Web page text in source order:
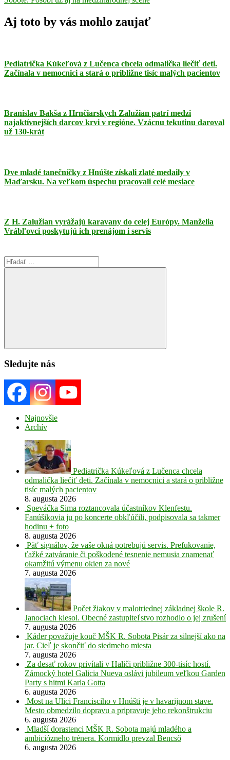
Aj toto by vás mohlo zaujať
Pediatrička Kúkeľová z Lučenca chcela odmalička liečiť deti.
Začínala v nemocnici a stará o približne tisíc malých pacientov
Branislav Bakša z Hrnčiarskych Zalužian patrí medzi
najaktívnejších darcov krvi v regióne. Vzácnu tekutinu daroval
už 130-krát
Dve mladé tanečníčky z Hnúšte získali zlaté medaily v
Maďarsku. Na veľkom úspechu pracovali celé mesiace
Z H. Zalužian vyrážajú karavany do celej Európy. Manželia
Vrábľovci poskytujú ich prenájom i servis
Search
for:
Search
Sledujte nás
Najnovšie
Archív
Pediatrička Kúkeľová z Lučenca chcela
odmalička liečiť deti. Začínala v nemocnici a stará o približne
tisíc malých pacientov
8. augusta 2026
Speváčka Sima roztancovala účastníkov Klenfestu.
Fanúšikovia ju po koncerte obkľúčili, podpisovala sa takmer
hodinu + foto
8. augusta 2026
Päť signálov, že vaše okná potrebujú servis. Prefukovanie,
ťažké zatváranie či poškodené tesnenie nemusia znamenať
okamžitú výmenu okien za nové
7. augusta 2026
Počet žiakov v malotriednej základnej škole R.
Janociach klesol. Obecné zastupiteľstvo rozhodlo o jej zrušení
7. augusta 2026
Káder považuje kouč MŠK R. Sobota Pisár za silnejší ako na
jar. Cieľ je skončiť do siedmeho miesta
7. augusta 2026
Za desať rokov privítali v Haliči približne 300-tisíc hostí.
Zámocký hotel Galicia Nueva oslávi jubileum veľkou Garden
Party s hitmi Karla Gotta
6. augusta 2026
Most na Ulici Francisciho v Hnúšti je v havarijnom stave.
Mesto obmedzilo dopravu a pripravuje jeho rekonštrukciu
6. augusta 2026
Mladší dorastenci MŠK R. Sobota majú mladého a
ambiciózneho trénera. Kormidlo prevzal Bencső
6. augusta 2026